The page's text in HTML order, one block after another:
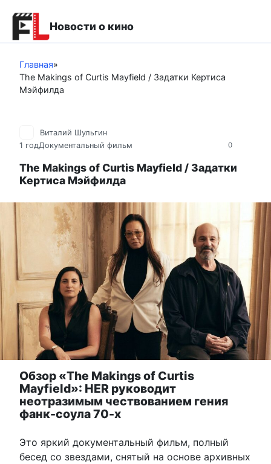
контенту
Новости о кино
Главная»
The Makings of Curtis Mayfield / Задатки Кертиса
Мэйфилда
0
Виталий Шульгин
1 годДокументальный фильм
The Makings of Curtis Mayfield / Задатки
Кертиса Мэйфилда
Обзор «The Makings of Curtis
Mayfield»: HER руководит
неотразимым чествованием гения
фанк-соула 70-х
Это яркий документальный фильм, полный
бесед со звездами, снятый на основе архивных